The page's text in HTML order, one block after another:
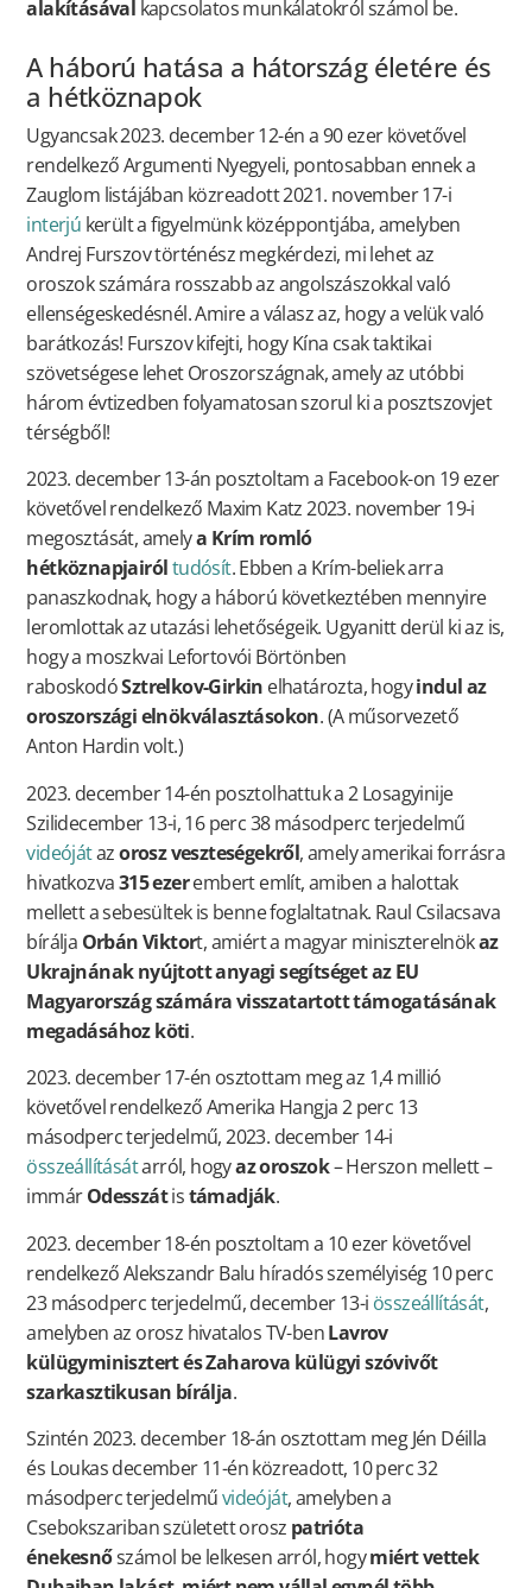
alakításával kapcsolatos munkálatokról számol be.
A háború hatása a hátország életére és
a hétköznapok
Ugyancsak 2023. december 12-én a 90 ezer követővel
rendelkező Argumenti Nyegyeli, pontosabban ennek a
Zauglom listájában közreadott 2021. november 17-i
interjú került a figyelmünk középpontjába, amelyben
Andrej Furszov történész megkérdezi, mi lehet az
oroszok számára rosszabb az angolszászokkal való
ellenségeskedésnél. Amire a válasz az, hogy a velük való
barátkozás! Furszov kifejti, hogy Kína csak taktikai
szövetségese lehet Oroszországnak, amely az utóbbi
három évtizedben folyamatosan szorul ki a posztszovjet
térségből!
2023. december 13-án posztoltam a Facebook-on 19 ezer
követővel rendelkező Maxim Katz 2023. november 19-i
megosztását, amelya Krím romló
hétköznapjairóltudósít. Ebben a Krím-beliek arra
panaszkodnak, hogy a háború következtében mennyire
leromlottak az utazási lehetőségeik. Ugyanitt derül ki az is,
hogy a moszkvai Lefortovói Börtönben
raboskodóSztrelkov-Girkin elhatározta, hogyindul az
oroszországi elnökválasztásokon. (A műsorvezető
Anton Hardin volt.)
2023. december 14-én posztolhattuk a 2 Losagyinije
Szilidecember 13-i, 16 perc 38 másodperc terjedelmű
videójátazorosz veszteségekről, amely amerikai forrásra
hivatkozva315 ezerembert említ, amiben a halottak
mellett a sebesültek is benne foglaltatnak. Raul Csilacsava
bírálja Orbán Viktort, amiért a magyar miniszterelnökaz
Ukrajnának nyújtott anyagi segítséget az EU
Magyarország számára visszatartott támogatásának
megadásához köti.
2023. december 17-én osztottam meg az 1,4 millió
követővel rendelkező Amerika Hangja 2 perc 13
másodperc terjedelmű, 2023. december 14-i
összeállításátarról, hogyaz oroszok– Herszon mellett –
immárOdesszátistámadják.
2023. december 18-én posztoltam a 10 ezer követővel
rendelkező Alekszandr Balu híradós személyiség 10 perc
23 másodperc terjedelmű, december 13-i összeállítását,
amelyben az orosz hivatalos TV-benLavrov
külügyminisztert és Zaharova külügyi szóvivőt
szarkasztikusan bírálja.
Szintén 2023. december 18-án osztottam meg Jén Déilla
és Loukas december 11-én közreadott, 10 perc 32
másodperc terjedelművideóját, amelyben a
Csebokszariban született orosz patrióta
énekesnőszámol be lelkesen arról, hogymiért vettek